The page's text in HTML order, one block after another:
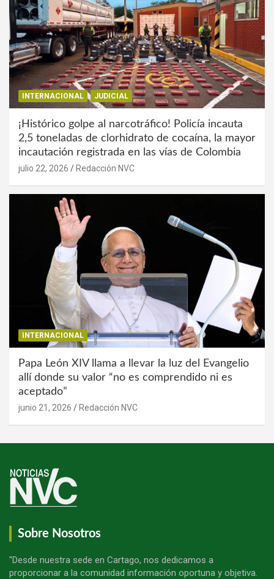
INTERNACIONAL JUDICIAL
¡Histórico golpe al narcotráfico! Policía incauta
2,5 toneladas de clorhidrato de cocaína, la mayor
incautación registrada en las vías de Colombia
julio 22, 2026 Redacción NVC
INTERNACIONAL
Papa León XIV llama a llevar la luz del Evangelio
allí donde su valor “no es comprendido ni es
aceptado”
junio 21, 2026 Redacción NVC
Sobre Nosotros
"Desde nuestra sede en Cartago, nos dedicamos a
proporcionar a la comunidad información oportuna y objetiva.